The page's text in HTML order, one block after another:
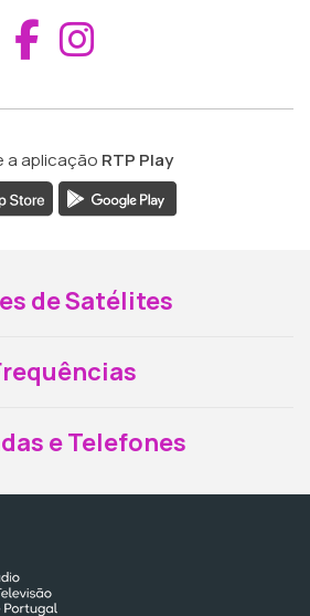
Aceder ao
a aplicação RTP Play
de Satélites
e Telefones